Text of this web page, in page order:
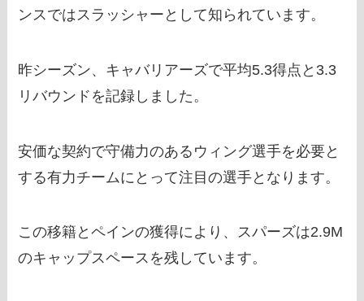
ンスではスラッシャーとして知られています。
昨シーズン、キャバリアーズで平均5.3得点と3.3
リバウンドを記録しました。
安価な契約で守備力のあるウィング選手を必要と
する有力チームにとって注目の選手となります。
この移籍とペインの獲得により、スパーズは2.9M
のキャップスペースを残しています。